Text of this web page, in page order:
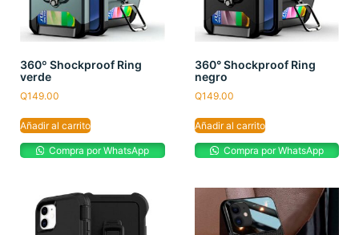
360º Shockproof Ring
verde
Q149.00
Añadir al carrito
Compra por WhatsApp
360° Shockproof Ring
negro
Q149.00
Añadir al carrito
Compra por WhatsApp